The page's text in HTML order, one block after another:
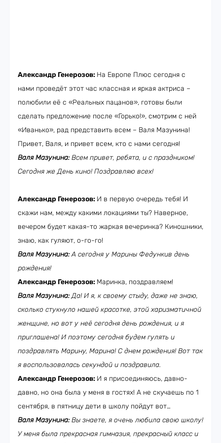
Александр Генерозов: На Европе Плюс сегодня с
нами проведёт этот час классная и яркая актриса –
полюбили её с «Реальных пацанов», готовы были
сделать предложение после «Горько!», смотрим с ней
«Иванько», рад представить всем – Валя Мазунина!
Привет, Валя, и привет всем, кто с нами сегодня!
Валя Мазунина:Всем привет, ребята, и с праздником!
Сегодня же День кино! Поздравляю всех!
Александр Генерозов: И в первую очередь тебя! И
скажи нам, между какими локациями ты? Наверное,
вечером будет какая-то жаркая вечеринка? Киношники,
знаю, как гуляют, о-го-го!
Валя Мазунина:А сегодня у Марины Федункив день
рождения!
Александр Генерозов: Маринка, поздравляем!
Валя Мазунина:Да! И я, к своему стыду, даже не знаю,
сколько стукнуло нашей красотке, этой харизматичной
женщине, но вот у неё сегодня день рождения, и я
приглашена! И поэтому сегодня будем гулять и
поздравлять Марину, Марина! С днем рождения! Вот так
я воспользовалась секундой и поздравила.
Александр Генерозов: И я присоединяюсь, давно-
давно, но она была у меня в гостях! А не скучаешь по 1
сентября, в пятницу дети в школу пойдут вот…
Валя Мазунина:Вы знаете, я очень любила свою школу!
У меня была прекрасная гимназия, прекрасный класс и